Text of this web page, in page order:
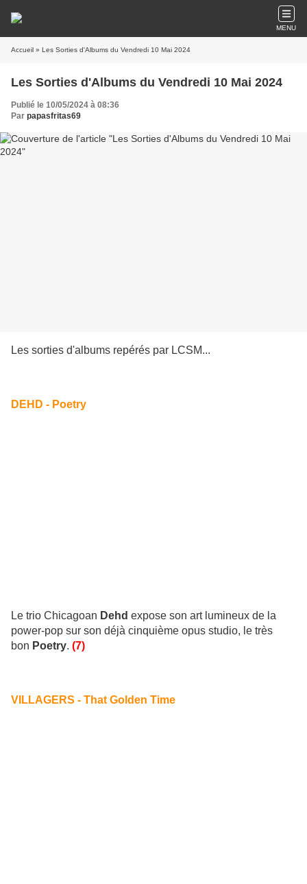
MENU
Accueil » Les Sorties d'Albums du Vendredi 10 Mai 2024
Les Sorties d'Albums du Vendredi 10 Mai 2024
Publié le 10/05/2024 à 08:36
Par papasfritas69
Les sorties d'albums repérés par LCSM...
DEHD - Poetry
Le trio Chicagoan Dehd expose son art lumineux de la
power-pop sur son déjà cinquième opus studio, le très
bon Poetry. (7)
VILLAGERS - That Golden Time